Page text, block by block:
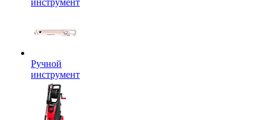
инструмент
Ручной
инструмент